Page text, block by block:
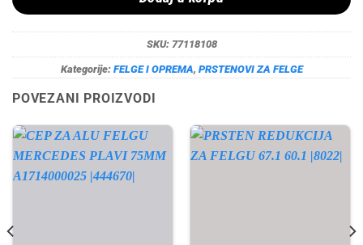
SKU: 77118108
Kategorije: FELGE I OPREMA, PRSTENOVI ZA FELGE
POVEZANI PROIZVODI